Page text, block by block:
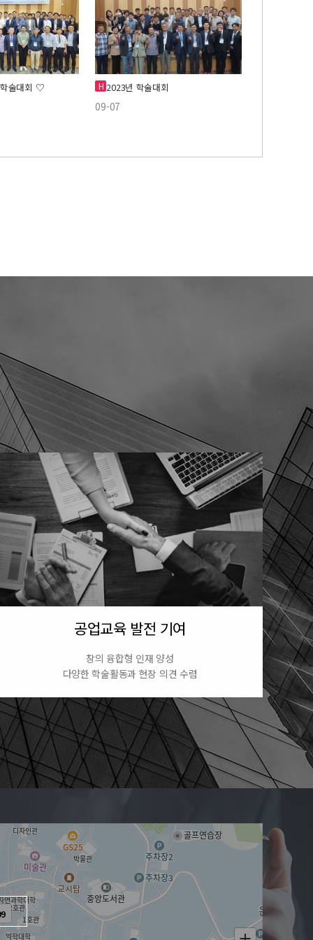
술대회 ♡ H 2023년 학술대회
09-07
공업교육 발전 기여
창의 융합형 인재 양성
다양한 학술활동과 현장 의견 수렴